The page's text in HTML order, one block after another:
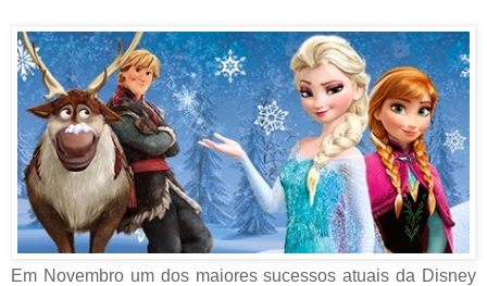
Em Novembro um dos maiores sucessos atuais da Disney